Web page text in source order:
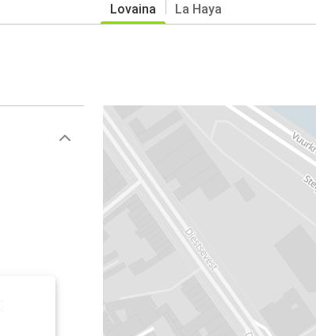
Lovaina La Haya